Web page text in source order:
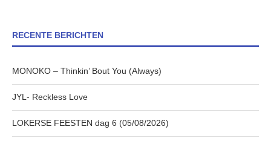
RECENTE BERICHTEN
MONOKO – Thinkin’ Bout You (Always)
JYL- Reckless Love
LOKERSE FEESTEN dag 6 (05/08/2026)